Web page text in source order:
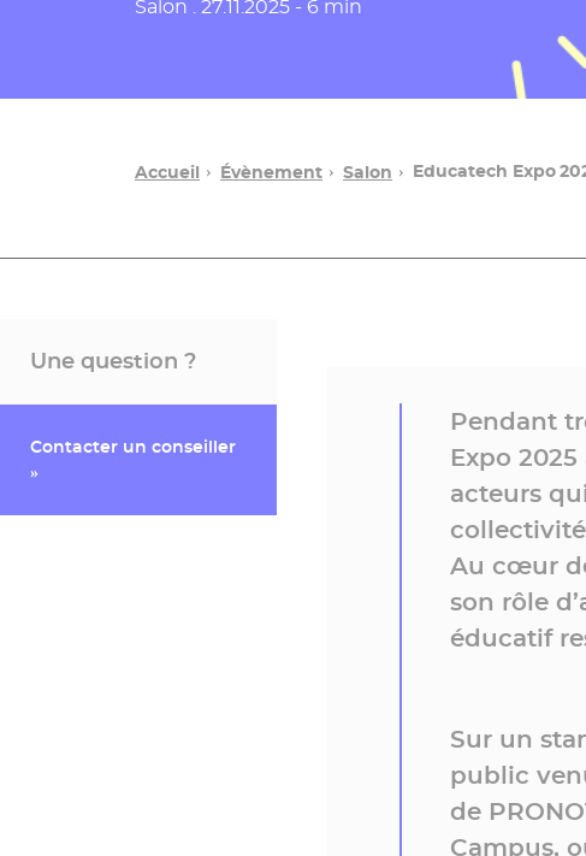
Salon . Date de publication
27.11.2025 - 6 min
Accueil Évènement Salon Educatech Expo
Une question ?
Contacter un conseiller
»
Pendant
Expo
acteurs
Au cœur
son rôle
éducatif
Sur un
public
de
Campus,